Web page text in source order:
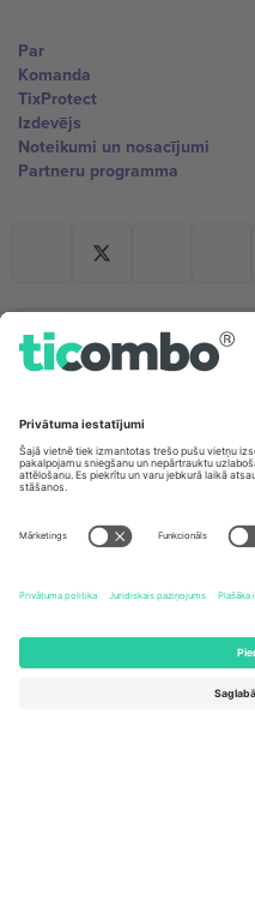
Par
Komanda
TixProtect
Izdevējs
Noteikumi un nosacījumi
Partneru programma
Biroji un atbalsts
Germany
Berlin, Germany
United States
131 Continental Dr, Suite 305,
Newark, Delaware 19713, United